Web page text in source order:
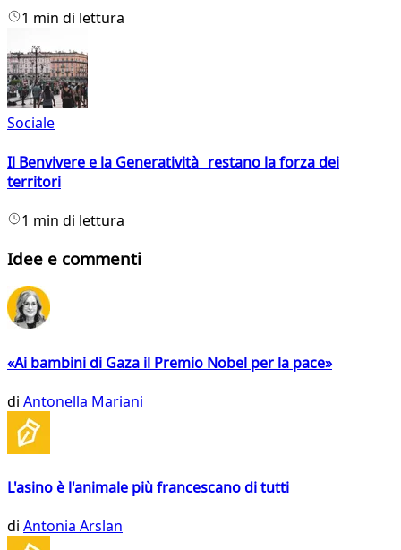
1 min di lettura
Sociale
Il Benvivere e la Generatività restano la forza dei
territori
1 min di lettura
Idee e commenti
«Ai bambini di Gaza il Premio Nobel per la pace»
di Antonella Mariani
L'asino è l'animale più francescano di tutti
di Antonia Arslan